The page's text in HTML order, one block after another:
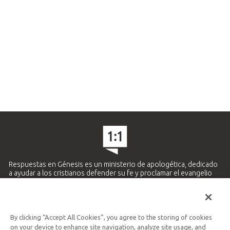
Respuestas en Génesis es un ministerio de apologética, dedicado
a ayudar a los cristianos defender su fe y proclamar el evangelio
Ministerio Hispano y Latinoamericano
By clicking “Accept All Cookies”, you agree to the storing of cookies
on your device to enhance site navigation, analyze site usage, and